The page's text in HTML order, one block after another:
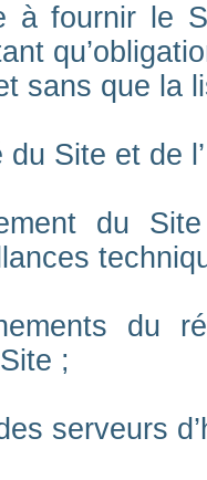
à fournir le
sans que la
du Site et de
du
du
;
serveurs